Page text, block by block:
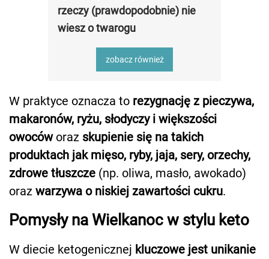
rzeczy (prawdopodobnie) nie
wiesz o twarogu
zobacz również
W praktyce oznacza to rezygnację z pieczywa,
makaronów, ryżu, słodyczy i większości
owocóworaz skupienie się na takich
produktach jak mięso, ryby, jaja, sery, orzechy,
zdrowe tłuszcze (np. oliwa, masło, awokado)
oraz warzywa o niskiej zawartości cukru.
Pomysły na Wielkanoc w stylu keto
W diecie ketogenicznej kluczowe jest unikanie